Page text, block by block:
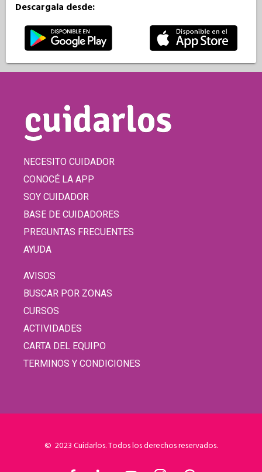
Descargala desde:
NECESITO CUIDADOR
CONOCÉ LA APP
SOY CUIDADOR
BASE DE CUIDADORES
PREGUNTAS FRECUENTES
AYUDA
AVISOS
BUSCAR POR ZONAS
CURSOS
ACTIVIDADES
CARTA DEL EQUIPO
TERMINOS Y CONDICIONES
© 2023 Cuidarlos. Todos los derechos reservados.